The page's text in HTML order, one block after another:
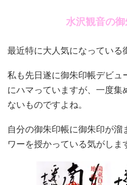
水沢観音の御
最近特に大人気になっている
私も先日遂に御朱印帳デビュ
にハマっていますが、一度集
ないものですよね。
自分の御朱印帳に御朱印が溜
ワーを授かっている気がしま